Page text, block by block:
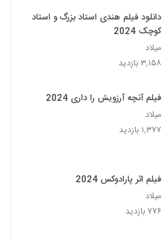
دانلود فیلم هندی استاد بزرگ و استاد
کوچک 2024
میلاد
۳,۱۵۸ بازدید
فیلم آنچه آرزویش را داری 2024
میلاد
۱,۳۷۷ بازدید
فیلم اثر پارادوکس 2024
میلاد
۷۷۶ بازدید